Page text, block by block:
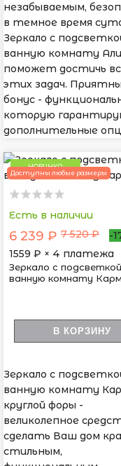
незабываемым,
в темное время
Зеркало с
ванную комнату
поможет достичь
этих задач.
бонус -
которую
дополнительные
НОВИНКА
Доступны любые размеры
Есть в наличии
6 239 ₽ 7 520 ₽
-
1559 ₽ × 4 платежа
Зеркало с
ванную комнату
В КОРЗИНУ
Зеркало с
ванную комнату
круглой форы -
великолепное
сделать Ваш дом
стильным,